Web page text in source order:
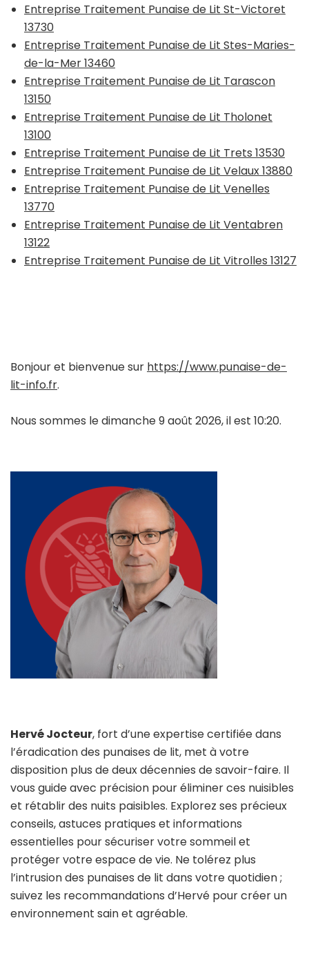
Entreprise Traitement Punaise de Lit St-Victoret
13730
Entreprise Traitement Punaise de Lit Stes-Maries-
de-la-Mer 13460
Entreprise Traitement Punaise de Lit Tarascon
13150
Entreprise Traitement Punaise de Lit Tholonet
13100
Entreprise Traitement Punaise de Lit Trets 13530
Entreprise Traitement Punaise de Lit Velaux 13880
Entreprise Traitement Punaise de Lit Venelles
13770
Entreprise Traitement Punaise de Lit Ventabren
13122
Entreprise Traitement Punaise de Lit Vitrolles 13127
Bonjour et bienvenue sur https://www.punaise-de-
lit-info.fr.
Nous sommes le dimanche 9 août 2026, il est 10:20.
Hervé Jocteur, fort d’une expertise certifiée dans
l’éradication des punaises de lit, met à votre
disposition plus de deux décennies de savoir-faire. Il
vous guide avec précision pour éliminer ces nuisibles
et rétablir des nuits paisibles. Explorez ses précieux
conseils, astuces pratiques et informations
essentielles pour sécuriser votre sommeil et
protéger votre espace de vie. Ne tolérez plus
l’intrusion des punaises de lit dans votre quotidien ;
suivez les recommandations d’Hervé pour créer un
environnement sain et agréable.